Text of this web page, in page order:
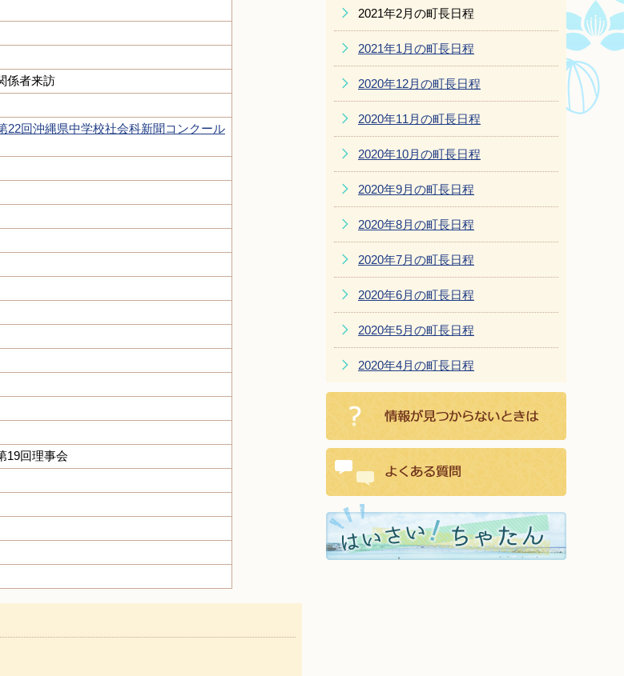
係者来訪
22回沖縄県中学校社会科新聞コンクール
19回理事会
2021年2月の町長日程
2021年1月の町長日程
2020年12月の町長日程
2020年11月の町長日程
2020年10月の町長日程
2020年9月の町長日程
2020年8月の町長日程
2020年7月の町長日程
2020年6月の町長日程
2020年5月の町長日程
2020年4月の町長日程